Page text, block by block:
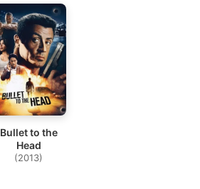
Bullet to the
Head
(2013)